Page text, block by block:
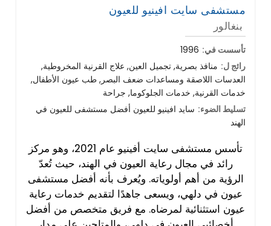
مستشفى سايت افينيو للعيون
بنغالور
تأسست في: 1996
رائج ل: منافذ بصرية, تجميل العين, علاج القرنية المخروطية,
العدسات اللاصقة ومساعدات ضعف البصر, طب عيون الأطفال,
خدمات القرنية, خدمات الجلوكوما, جراحة
تسليط الضوء: سايد افينيو للعيون أفضل مستشفى للعيون في
الهند
تأسس مستشفى سايت أفينيو عام 2021، وهو مركز
رائد في مجال رعاية العيون في الهند، حيث تُعدّ
الرؤية من أهم أولوياته. ويُعرف بأنه أفضل مستشفى
عيون في دلهي، ويسعى جاهدًا لتقديم خدمات رعاية
عيون استثنائية لمرضاه. مع فريق متخصص من أفضل